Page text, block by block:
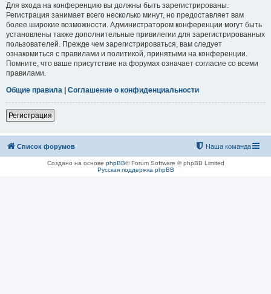
Для входа на конференцию вы должны быть зарегистрированы.
Регистрация занимает всего несколько минут, но предоставляет вам
более широкие возможности. Администратором конференции могут быть
установлены также дополнительные привилегии для зарегистрированных
пользователей. Прежде чем зарегистрироваться, вам следует
ознакомиться с правилами и политикой, принятыми на конференции.
Помните, что ваше присутствие на форумах означает согласие со всеми
правилами.
Общие правила | Соглашение о конфиденциальности
Регистрация
Список форумов Наша команда
Создано на основе phpBB® Forum Software © phpBB Limited
Русская поддержка phpBB